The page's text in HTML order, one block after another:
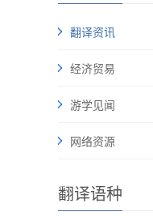
翻译资讯
经济贸易
游学见闻
网络资源
翻译语种